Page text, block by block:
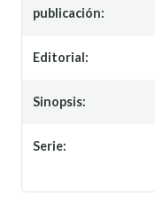
publicación:
Editorial:
Sinopsis:
Serie: